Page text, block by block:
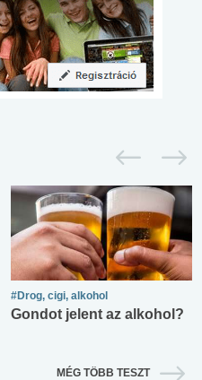
#Drog, cigi, alkohol
Gondot jelent az alkohol?
MÉG TÖBB TESZT